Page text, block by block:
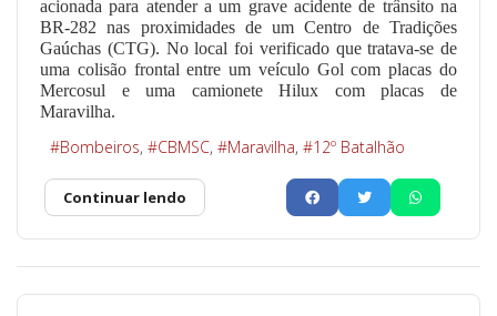
acionada para atender a um grave acidente de trânsito na
BR-282 nas proximidades de um Centro de Tradições
Gaúchas (CTG). No local foi verificado que tratava-se de
uma colisão frontal entre um veículo Gol com placas do
Mercosul e uma camionete Hilux com placas de
Maravilha.
Bombeiros CBMSC Maravilha 12º Batalhão
Continuar lendo